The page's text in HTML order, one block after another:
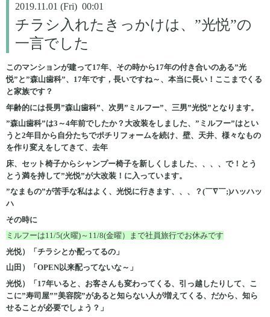
2019.11.01 (Fri) 00:01
チラシ入れたきっかけは、”光悦”の
一言でした
このマンションが建って17年、その時から17年の付き合いのある”光
悦”と”森山歯科”、17年です，長いですね～、本当に長い！ここまでくる
と家族です？
年齢的には長男”森山歯科”、次男”ミルフー”、三男”光悦”となります。
”森山歯科”は3～4年前でしたか？大改装をしました、”ミルフー”はとい
うと2年目から自分たちでポチリフォームを続け、壁、天井、様々なもの
を作り変えをしてきて、去年
床、セット椅子からシャンプー椅子を新しくしました、、、、で！とう
とう満を持して”光悦”が大改装！に入っています。
”なまもの”が苦手な私はよく、光悦に行きます、、、？(￣∇￣;)ハッハッ
ハ
その時に
ミルフーは11/5(火曜)～11/8(金曜）まで社員旅行でお休みです
光悦）「チラシとか配ってるの」
山田）「OPEN以来配ってないな～」
光悦）「17年いると、お客さんも変わってくる、引っ越したりして、こ
こに”寿司屋””美容院”があると知らない人が増えてくる、だから、知ら
せることが必要でしょう？」